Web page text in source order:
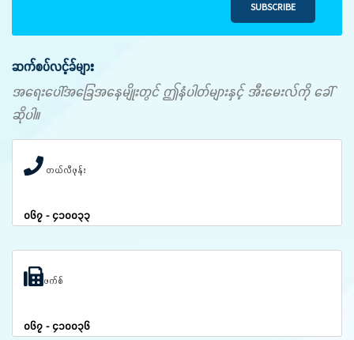
SUBSCRIBE
ဆက်စပ်လင့်ခ်များ
အရေးပေါ်အခြေအနေမျိုးတွင် ဤနံပါတ်များနှင့် အီးမေးလ်ကို ခေါ်
ဆိုပါ။
တယ်လီဖုန်း
၀၆၇ - ၄၁၀၀၃၃
ဖက်စ်
၀၆၇ - ၄၁၀၀၃၆